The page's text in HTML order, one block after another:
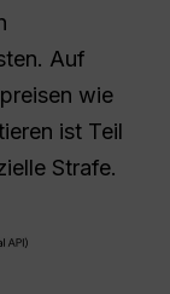
Auf
wie
ist Teil
Strafe.